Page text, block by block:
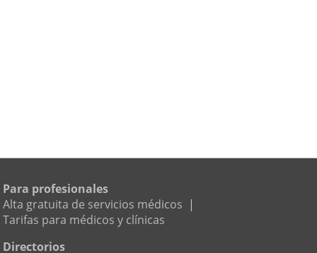
Para profesionales
Alta gratuita de servicios médicos |
Tarifas para médicos y clínicas
Directorios